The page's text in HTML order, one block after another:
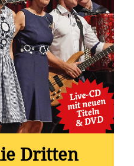
Dritten